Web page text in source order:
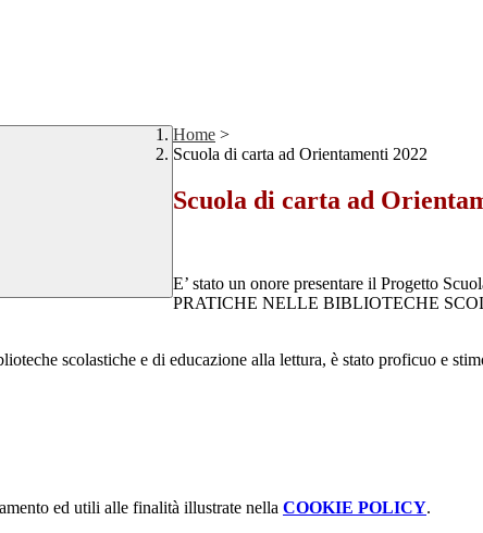
Home >
Scuola di carta ad Orientamenti 2022
Scuola di carta ad
E’ stato un onore presentare il Progetto
PRATICHE NELLE BIBLIOTECHE
scolastiche e di educazione alla lettura, è stato proficuo e
ed utili alle finalità illustrate nella COOKIE POLICY.